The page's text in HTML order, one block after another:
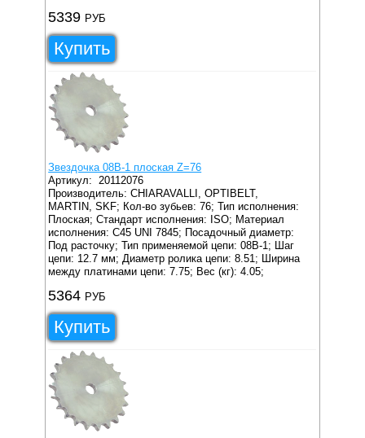
5339 РУБ
Купить
Звездочка 08B-1 плоская Z=76
Артикул: 20112076
Производитель: CHIARAVALLI, OPTIBELT,
MARTIN, SKF; Кол-во зубьев: 76; Тип исполнения:
Плоская; Стандарт исполнения: ISO; Материал
исполнения: C45 UNI 7845; Посадочный диаметр:
Под расточку; Тип применяемой цепи: 08B-1;
Шаг
цепи: 12.7 мм; Диаметр ролика цепи: 8.51;
Ширина
между платинами цепи: 7.75; Вес (кг): 4.05;
5364 РУБ
Купить